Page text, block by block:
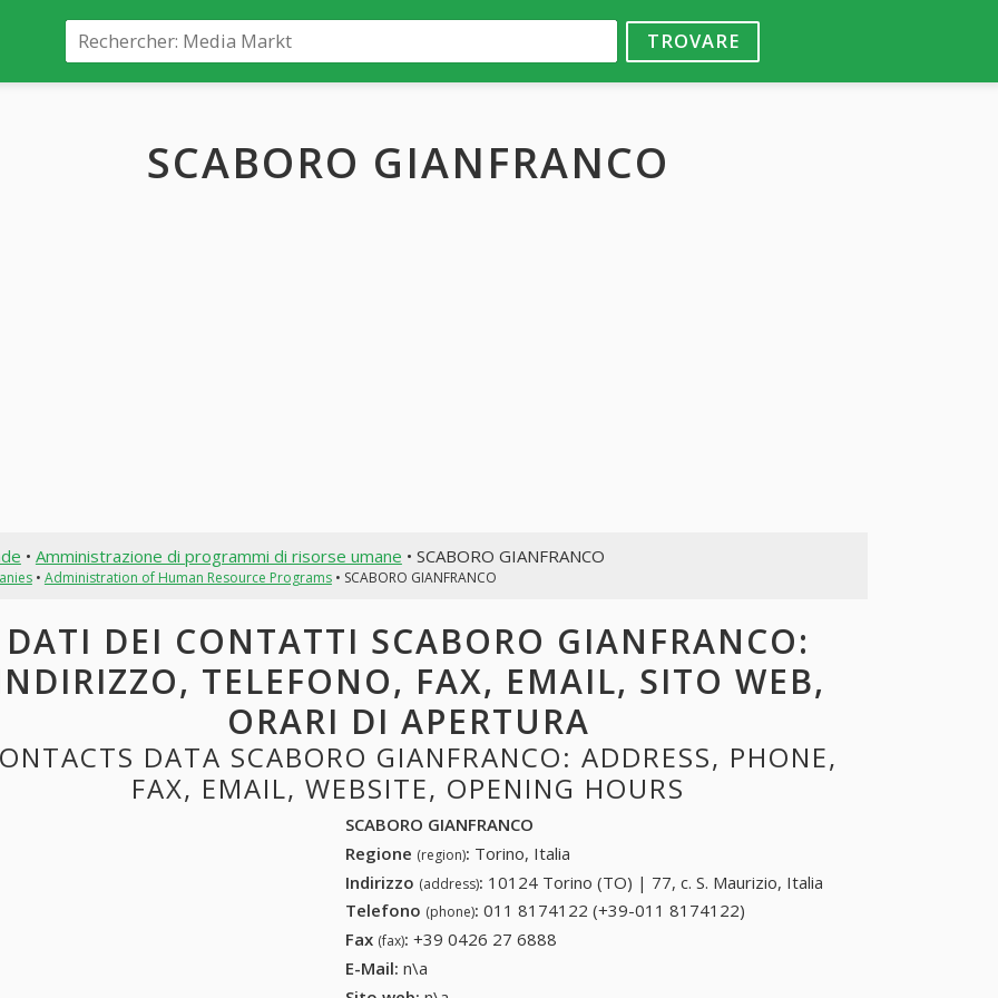
TROVARE
SCABORO GIANFRANCO
• Amministrazione di programmi di risorse umane • SCABORO GIANFRANCO
• Administration of Human Resource Programs• SCABORO GIANFRANCO
DATI DEI CONTATTI SCABORO GIANFRANCO:
TELEFONO, FAX, EMAIL, SITO WEB,
ORARI DI APERTURA
DATA SCABORO GIANFRANCO: ADDRESS, PHONE,
FAX, EMAIL, WEBSITE, OPENING HOURS
SCABORO GIANFRANCO
Regione (region): Torino, Italia
Indirizzo (address): 10124 Torino (TO) | 77, c. S. Maurizio, Italia
Telefono (phone): 011 8174122 (+39-011 8174122)
Fax (fax): +39 0426 27 6888
E-Mail: n\a